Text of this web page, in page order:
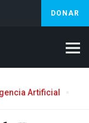
DONAR
Artificial